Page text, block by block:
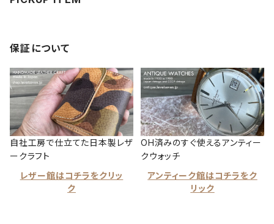
保証について
自社工房で仕立てた日本製レザ
ークラフト
レザー館はコチラをクリッ
ク
OH済みのすぐ使えるアンティー
クウォッチ
アンティーク館はコチラをク
リック